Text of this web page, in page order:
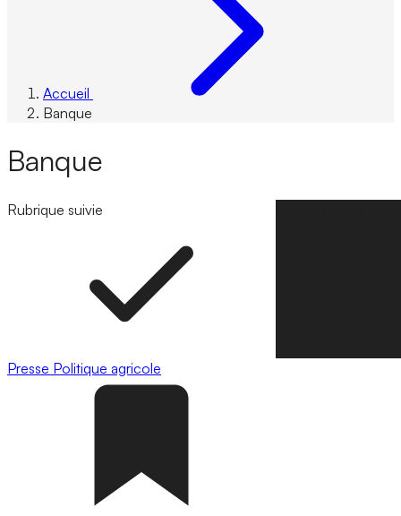
Accueil
Banque
Banque
Rubrique suivie
Presse Politique agricole